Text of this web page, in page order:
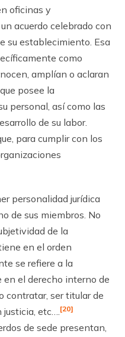
oficinas y
acuerdo celebrado con
su establecimiento. Esa
como
amplían o aclaran
posee la
personal, así como las
de su labor.
para cumplir con los
personalidad jurídica
de sus miembros. No
de la
en el orden
se refiere a la
en el derecho interno de
contratar, ser titular de
justicia, etc….[20]
de sede presentan,